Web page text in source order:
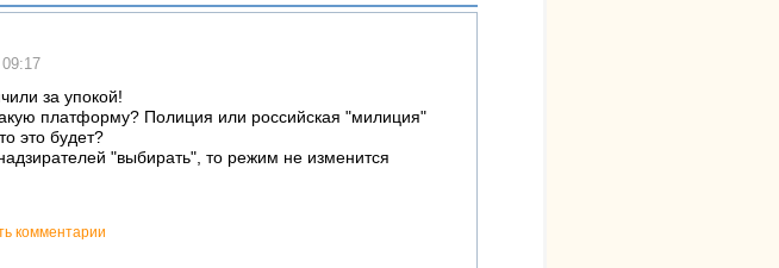
за упокой!
платформу? Полиция или российская "милиция"
это будет?
"выбирать", то режим не изменится
комментарии